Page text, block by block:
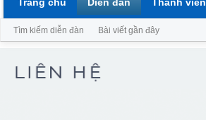
Tìm kiếm diễn đàn Bài viết gần đây